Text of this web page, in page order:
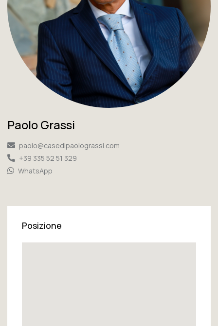
Paolo Grassi
paolo@casedipaolograssi.com
+39 335 52 51 329
WhatsApp
Posizione